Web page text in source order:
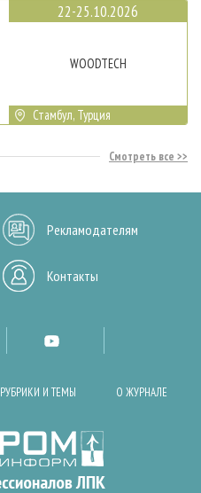
22-25.10.2026
WOODTECH
Стамбул, Турция
Смотреть все
Рекламодателям
Контакты
РУБРИКИ И ТЕМЫ О ЖУРНАЛЕ